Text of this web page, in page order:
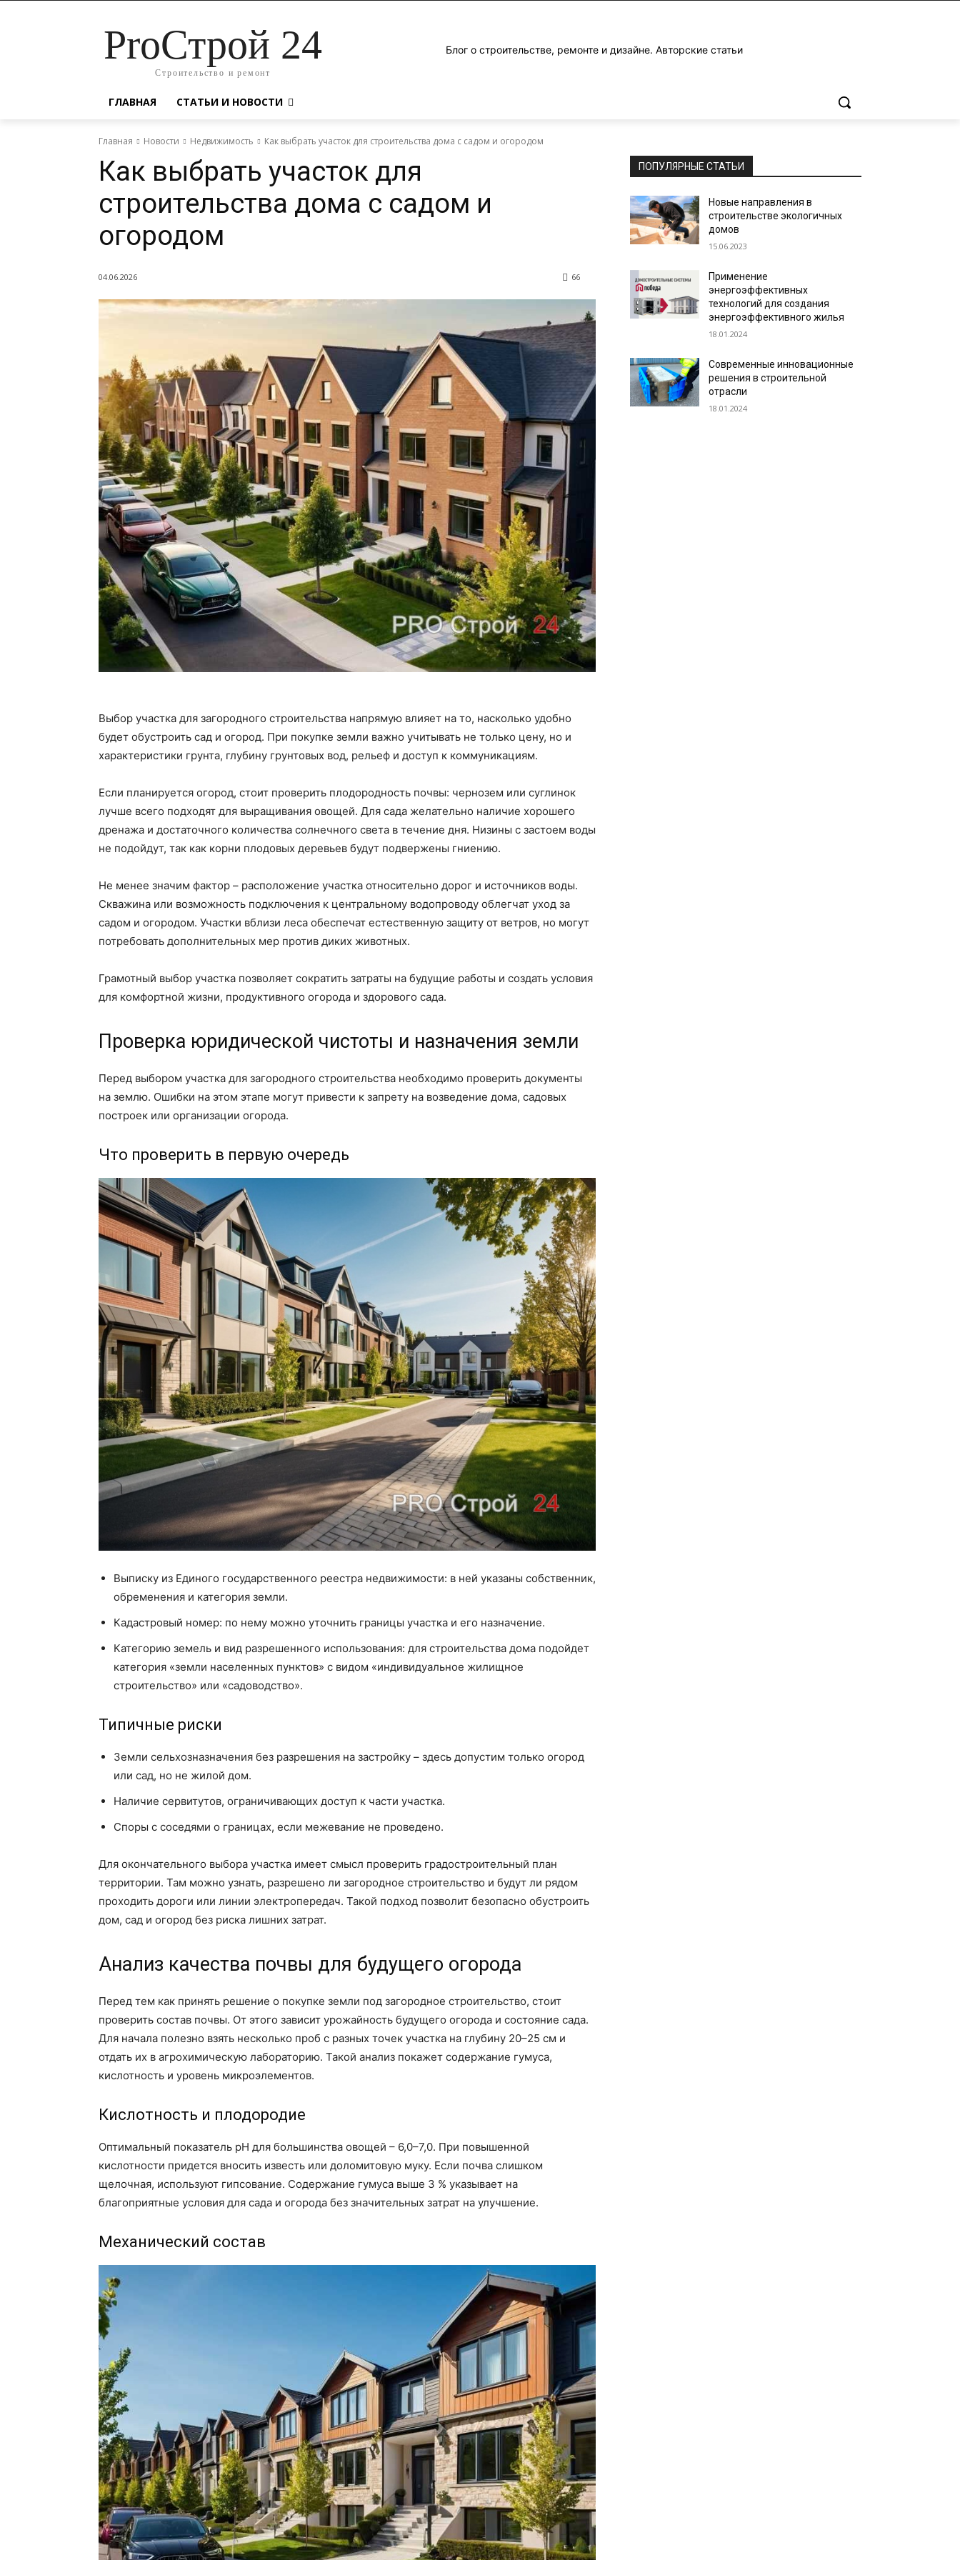
ProСтрой 24
Строительство и ремонт
Блог о строительстве, ремонте и дизайне. Авторские статьи
ГЛАВНАЯ СТАТЬИ И НОВОСТИ
Главная Новости Недвижимость Как выбрать участок для строительства дома с садом и огородом
Как выбрать участок для
строительства дома с садом и
огородом
04.06.2026 66
Выбор участка для загородного строительства напрямую влияет на то, насколько удобно
будет обустроить сад и огород. При покупке земли важно учитывать не только цену, но и
характеристики грунта, глубину грунтовых вод, рельеф и доступ к коммуникациям.
Если планируется огород, стоит проверить плодородность почвы: чернозем или суглинок
лучше всего подходят для выращивания овощей. Для сада желательно наличие хорошего
дренажа и достаточного количества солнечного света в течение дня. Низины с застоем воды
не подойдут, так как корни плодовых деревьев будут подвержены гниению.
Не менее значим фактор – расположение участка относительно дорог и источников воды.
Скважина или возможность подключения к центральному водопроводу облегчат уход за
садом и огородом. Участки вблизи леса обеспечат естественную защиту от ветров, но могут
потребовать дополнительных мер против диких животных.
Грамотный выбор участка позволяет сократить затраты на будущие работы и создать условия
для комфортной жизни, продуктивного огорода и здорового сада.
Проверка юридической чистоты и назначения земли
Перед выбором участка для загородного строительства необходимо проверить документы
на землю. Ошибки на этом этапе могут привести к запрету на возведение дома, садовых
построек или организации огорода.
Что проверить в первую очередь
Выписку из Единого государственного реестра недвижимости: в ней указаны собственник,
обременения и категория земли.
Кадастровый номер: по нему можно уточнить границы участка и его назначение.
Категорию земель и вид разрешенного использования: для строительства дома подойдет
категория «земли населенных пунктов» с видом «индивидуальное жилищное
строительство» или «садоводство».
Типичные риски
Земли сельхозназначения без разрешения на застройку – здесь допустим только огород
или сад, но не жилой дом.
Наличие сервитутов, ограничивающих доступ к части участка.
Споры с соседями о границах, если межевание не проведено.
Для окончательного выбора участка имеет смысл проверить градостроительный план
территории. Там можно узнать, разрешено ли загородное строительство и будут ли рядом
проходить дороги или линии электропередач. Такой подход позволит безопасно обустроить
дом, сад и огород без риска лишних затрат.
Анализ качества почвы для будущего огорода
Перед тем как принять решение о покупке земли под загородное строительство, стоит
проверить состав почвы. От этого зависит урожайность будущего огорода и состояние сада.
Для начала полезно взять несколько проб с разных точек участка на глубину 20–25 см и
отдать их в агрохимическую лабораторию. Такой анализ покажет содержание гумуса,
кислотность и уровень микроэлементов.
Кислотность и плодородие
Оптимальный показатель pH для большинства овощей – 6,0–7,0. При повышенной
кислотности придется вносить известь или доломитовую муку. Если почва слишком
щелочная, используют гипсование. Содержание гумуса выше 3 % указывает на
благоприятные условия для сада и огорода без значительных затрат на улучшение.
Механический состав
ПОПУЛЯРНЫЕ СТАТЬИ
Новые направления в
строительстве экологичных
домов
15.06.2023
Применение
энергоэффективных
технологий для создания
энергоэффективного жилья
18.01.2024
Современные инновационные
решения в строительной
отрасли
18.01.2024